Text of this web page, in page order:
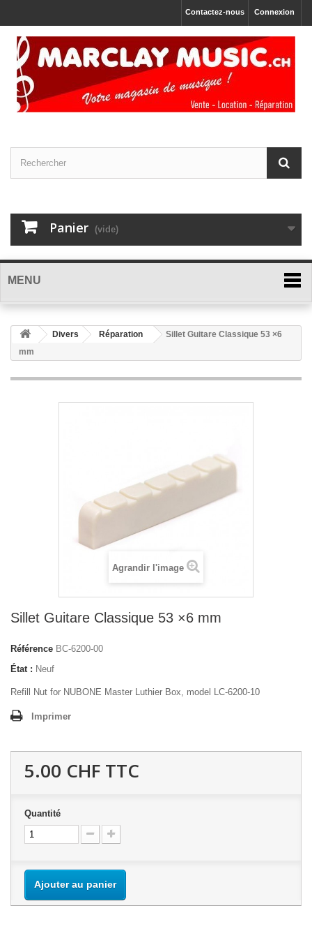
Connexion
Contactez-nous
Panier (vide)
MENU
Divers Réparation
Sillet Guitare Classique 53 ×6
mm
Agrandir l'image
Sillet Guitare Classique 53 ×6 mm
Référence BC-6200-00
État : Neuf
Refill Nut for NUBONE Master Luthier Box, model LC-6200-10
Imprimer
5.00 CHF TTC
Quantité
Ajouter au panier